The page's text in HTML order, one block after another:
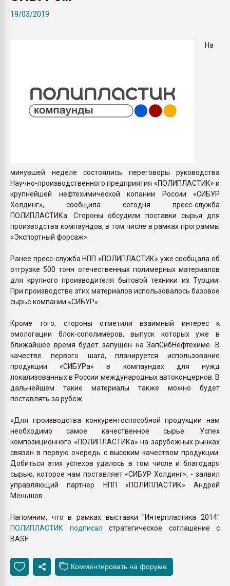
ПЕРЕЙТИ НА
19/03/2019
На
минувшей неделе состоялись переговоры руководства
Научно-производственного предприятия «ПОЛИПЛАСТИК» и
крупнейшей нефтехимической копании России «СИБУР
Холдинг», сообщила сегодня пресс-служба
ПОЛИПЛАСТИКа. Стороны обсудили поставки сырья для
производства компаундов, в том числе в рамках программы
«Экспортный форсаж».
Ранее пресс-служба НПП «ПОЛИПЛАСТИК» уже сообщала об
отгрузке 500 тонн отечественных полимерных материалов
для крупного производителя бытовой техники из Турции.
При производстве этих материалов использовалось базовое
сырье компании «СИБУР».
Кроме того, стороны отметили взаимный интерес к
омологации блок-сополимеров, выпуск которых уже в
ближайшее время будет запущен на ЗапСибНефтехиме. В
качестве первого шага, планируется использование
продукции «СИБУРа» в компаундах для нужд
локализованных в России международных автоконцернов. В
дальнейшем такие материалы также можно будет
поставлять за рубеж.
«Для производства конкурентоспособной продукции нам
необходимо самое качественное сырье. Успех
композиционного «ПОЛИПЛАСТИКа» на зарубежных рынках
связан в первую очередь с высоким качеством продукции.
Добиться этих успехов удалось в том числе и благодаря
сырью, которое нам поставляет «СИБУР Холдинг», - заявил
управляющий партнер НПП «ПОЛИПЛАСТИК» Андрей
Меньшов.
Напомним, что в рамках выставки "Интерпластика 2014"
ПОЛИПЛАСТИК подписал стратегическое соглашение с
BASF.